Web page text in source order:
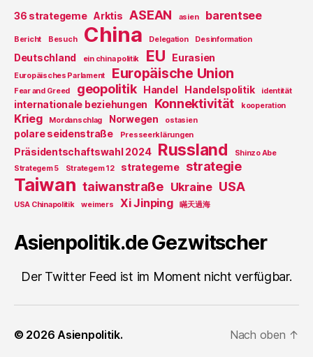
36 strategeme Arktis ASEAN asien barentsee
Bericht Besuch China Delegation Desinformation
Deutschland ein china politik EU Eurasien
Europäisches Parlament Europäische Union
Fear and Greed geopolitik Handel Handelspolitik identität
internationale beziehungen Konnektivität kooperation
Krieg Mordanschlag Norwegen ostasien
polare seidenstraße Presseerklärungen
Präsidentschaftswahl 2024 Russland
Shinzo Abe
Strategem 5
Strategem 12 strategeme strategie
Taiwan taiwanstraße Ukraine USA
USA Chinapolitik weimers Xi Jinping 瞞天過海
Asienpolitik.de Gezwitscher
Der Twitter Feed ist im Moment nicht verfügbar.
© 2026 Asienpolitik. Nach oben ↑